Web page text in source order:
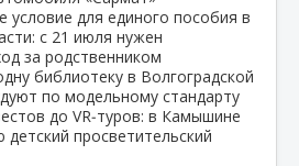
условие для единого пособия в
с 21 июля нужен
за родственником
библиотеку в Волгоградской
по модельному стандарту
до VR‑туров: в Камышине
просветительский